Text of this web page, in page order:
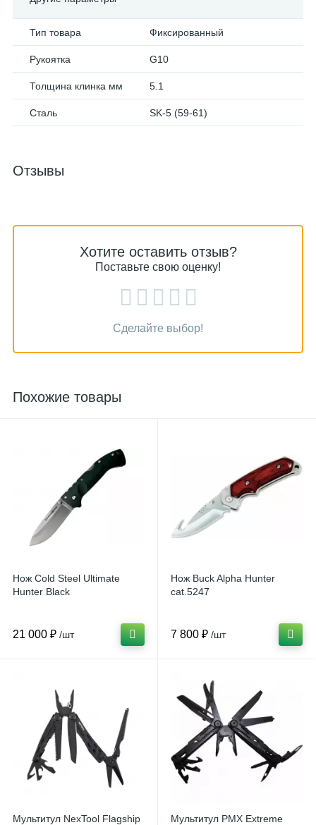
Тип товара Фиксированный
Рукоятка G10
Толщина клинка мм 5.1
Сталь SK-5 (59-61)
Отзывы
Хотите оставить отзыв?
Поставьте свою оценку!
Сделайте выбор!
Похожие товары
Нож Cold Steel Ultimate
Hunter Black
21 000 ₽ /шт
Нож Buck Alpha Hunter
cat.5247
7 800 ₽ /шт
Мультитул NexTool Flagship
Мультитул PMX Extreme